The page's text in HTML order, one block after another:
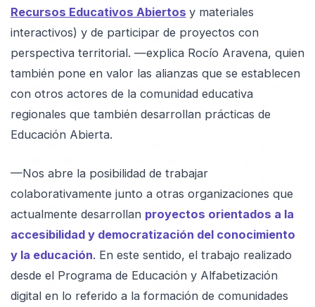
Recursos Educativos Abiertos y materiales
interactivos) y de participar de proyectos con
perspectiva territorial. —explica Rocío Aravena, quien
también pone en valor las alianzas que se establecen
con otros actores de la comunidad educativa
regionales que también desarrollan prácticas de
Educación Abierta.
—Nos abre la posibilidad de trabajar
colaborativamente junto a otras organizaciones que
actualmente desarrollan proyectos orientados a la
accesibilidad y democratización del conocimiento
y la educación. En este sentido, el trabajo realizado
desde el Programa de Educación y Alfabetización
digital en lo referido a la formación de comunidades